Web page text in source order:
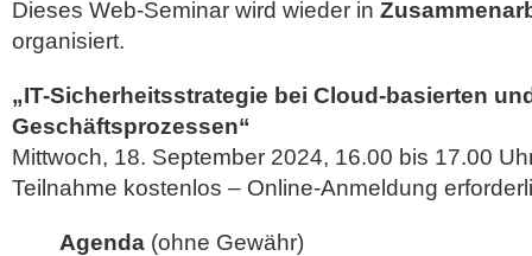
Dieses Web-Seminar wird wieder in
organisiert.
„IT-Sicherheitsstrategie bei Cloud-basierten
Geschäftsprozessen“
Mittwoch, 18. September 2024, 16.00 bis 17.00
Teilnahme kostenlos – Online-Anmeldung
Agenda (ohne Gewähr)